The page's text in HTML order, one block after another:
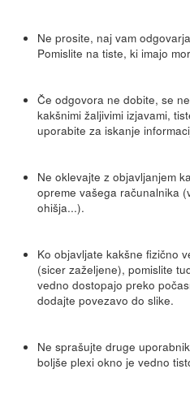
Ne prosite, naj vam
Pomislite na tiste, ki imajo
Če odgovora ne dobite, se
kakšnimi žaljivimi izjavami,
uporabite za iskanje
Ne oklevajte z objavljanjem
opreme vašega računalnika
ohišja...).
Ko objavljate kakšne fizično
(sicer zaželjene), pomislite
vedno dostopajo preko
dodajte povezavo do slike.
Ne sprašujte druge
boljše plexi okno je vedno